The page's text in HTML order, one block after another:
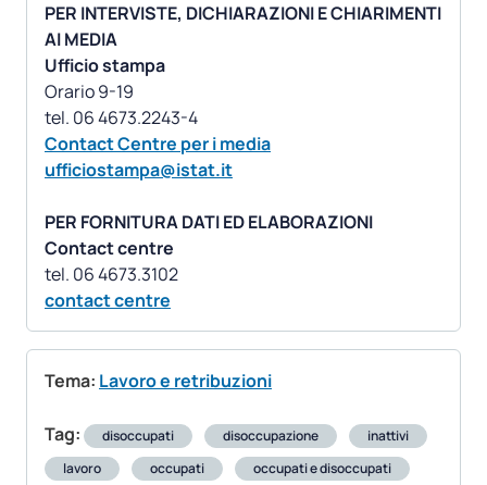
PER INTERVISTE, DICHIARAZIONI E CHIARIMENTI
AI MEDIA
Ufficio stampa
Orario 9-19
Contact Centre per i media
ufficiostampa@istat.it
PER FORNITURA DATI ED ELABORAZIONI
Contact centre
contact centre
Tema: Lavoro e retribuzioni
Tag: disoccupati disoccupazione
inattivi
lavoro
occupati
occupati e disoccupati